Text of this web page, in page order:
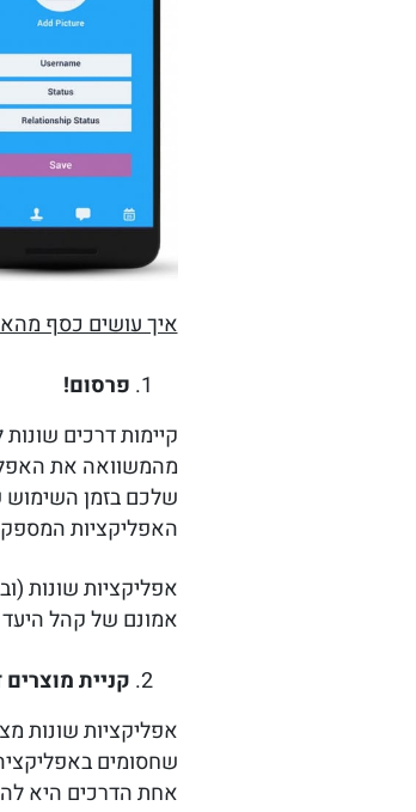
איך עושים כסף
פרסום!
קיימות דרכים
מהמשוואה את
שלכם בזמן השימוש
האפליקציות
אפליקציות שונות
אמונם של קהל היעד
קניית
אפליקציות שונות
שחסומים
אחת הדרכים היא